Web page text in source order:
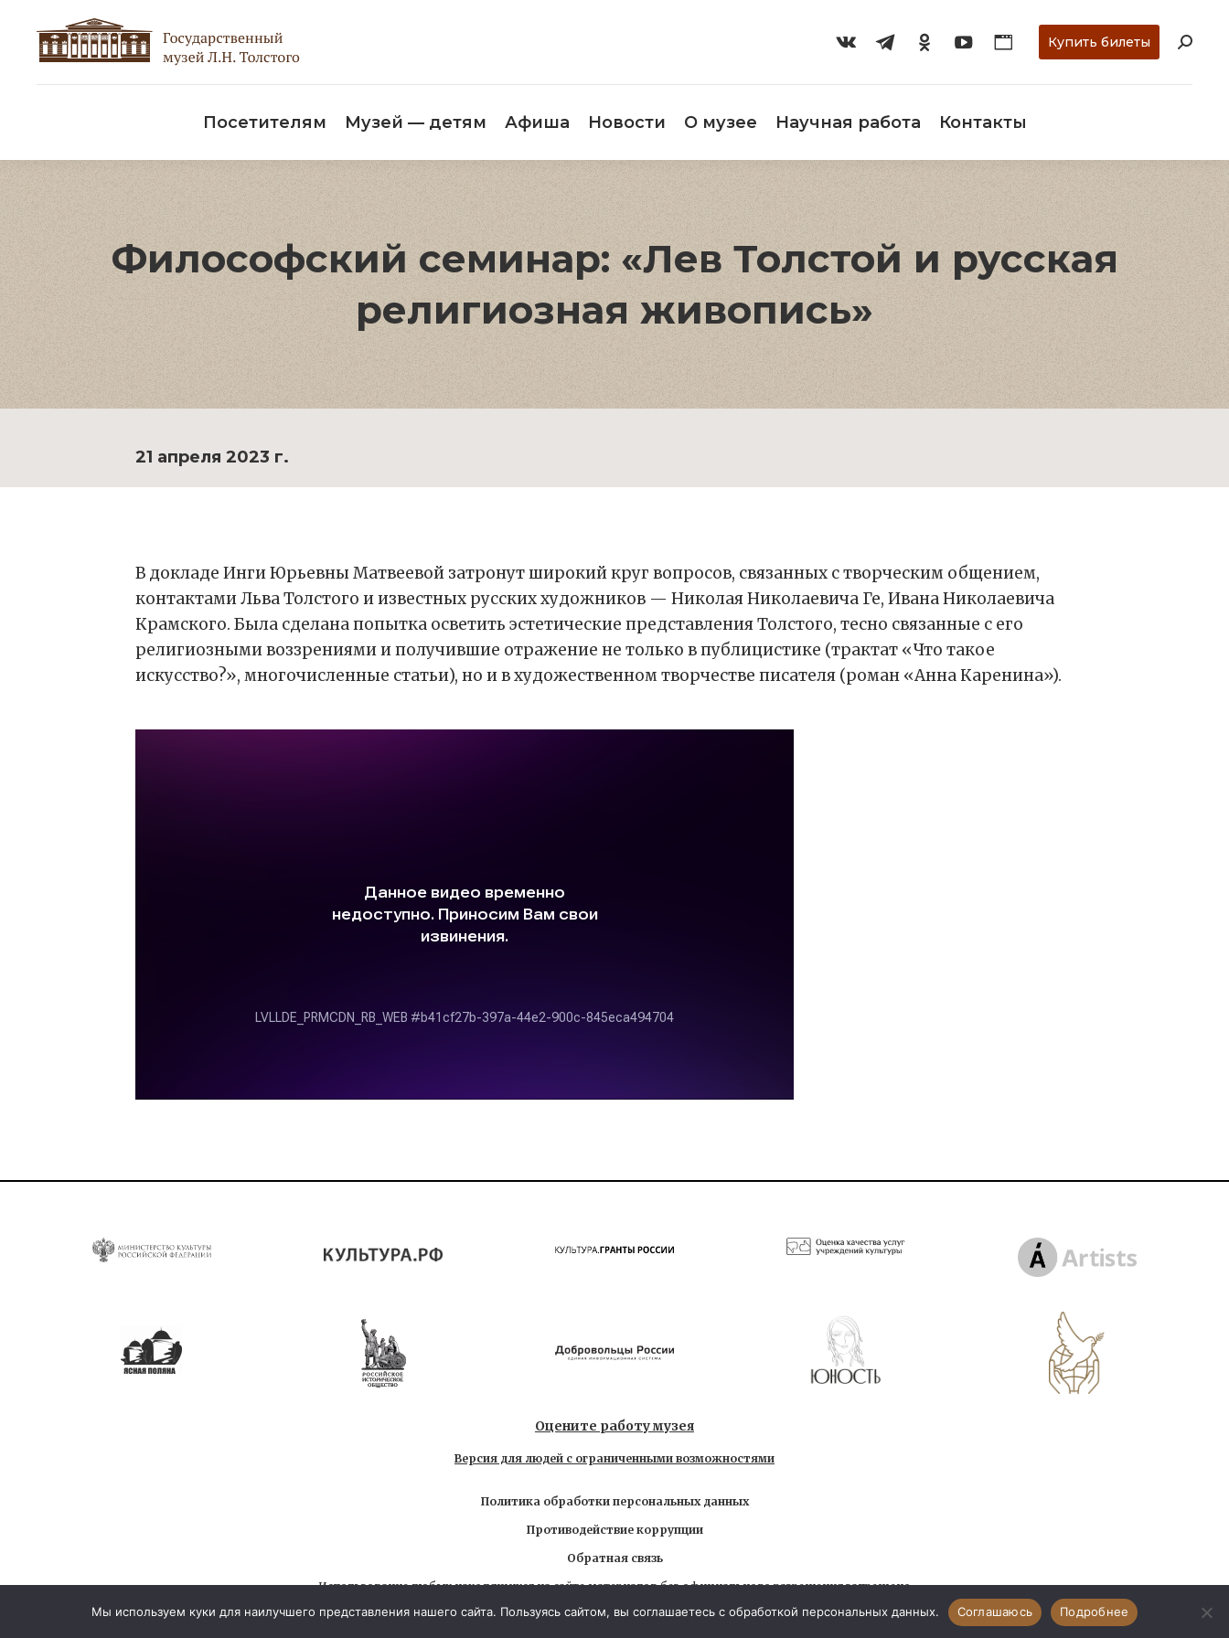
Купить билеты
Посетителям Музей — детям Афиша Новости О музее Научная работа Контакты
Философский семинар: «Лев Толстой и русская
религиозная живопись»
21 апреля 2023 г.
В докладе Инги Юрьевны Матвеевой затронут широкий круг вопросов, связанных с творческим общением,
контактами Льва Толстого и известных русских художников — Николая Николаевича Ге, Ивана Николаевича
Крамского. Была сделана попытка осветить эстетические представления Толстого, тесно связанные с его
религиозными воззрениями и получившие отражение не только в публицистике (трактат «Что такое
искусство?», многочисленные статьи), но и в художественном творчестве писателя (роман «Анна Каренина»).
Оцените работу музея
Версия для людей с ограниченными возможностями
Политика обработки персональных данных
Противодействие коррупции
Обратная связь
Использование любых находящихся на сайте материалов без официального разрешения запрещено
© 2026 Государственный музей-заповедник Л.Н. Толстого. Все права защищены
Мы используем куки для наилучшего представления нашего сайта. Пользуясь сайтом, вы соглашаетесь с обработкой персональных данных. Соглашаюсь Подробнее
О музее Научная работа Контакты